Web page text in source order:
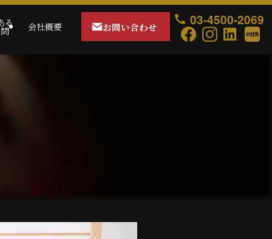
る 会社概要 お問い合わせ 03-4500-2069